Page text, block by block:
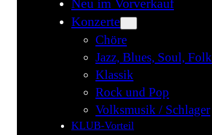
Neu im Vorverkauf
Konzerte
Chöre
Jazz, Blues, Soul, Folk
Klassik
Rock und Pop
Volksmusik / Schlager
KLUB-Vorteil